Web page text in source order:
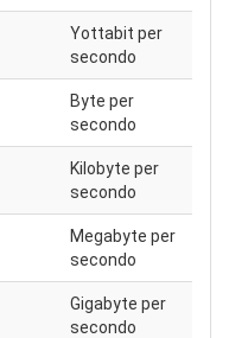
Yottabit per
secondo
Byte per
secondo
Kilobyte per
secondo
Megabyte per
secondo
Gigabyte per
secondo